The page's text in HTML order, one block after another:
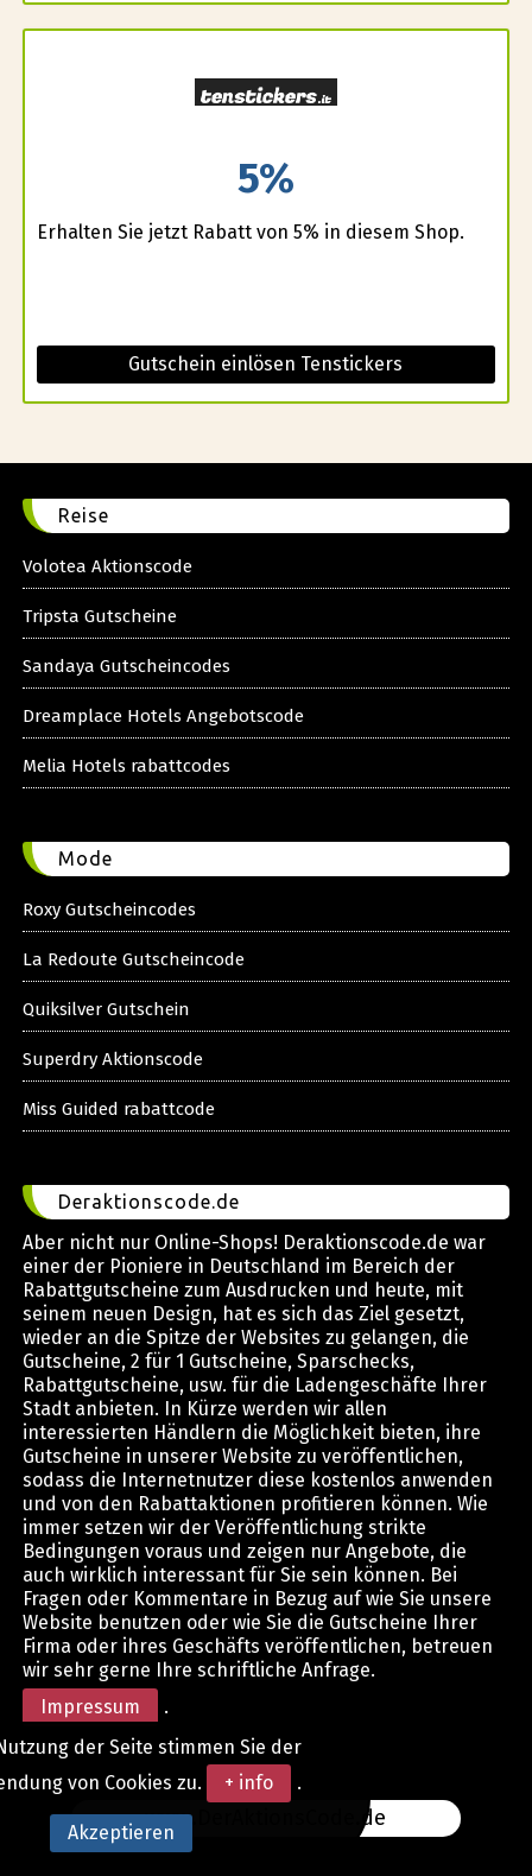
5%
Erhalten Sie jetzt Rabatt von 5% in diesem Shop.
Gutschein einlösen Tenstickers
Reise
Volotea Aktionscode
Tripsta Gutscheine
Sandaya Gutscheincodes
Dreamplace Hotels Angebotscode
Melia Hotels rabattcodes
Mode
Roxy Gutscheincodes
La Redoute Gutscheincode
Quiksilver Gutschein
Superdry Aktionscode
Miss Guided rabattcode
Deraktionscode.de
Aber nicht nur Online-Shops! Deraktionscode.de war
einer der Pioniere in Deutschland im Bereich der
Rabattgutscheine zum Ausdrucken und heute, mit
seinem neuen Design, hat es sich das Ziel gesetzt,
wieder an die Spitze der Websites zu gelangen, die
Gutscheine, 2 für 1 Gutscheine, Sparschecks,
Rabattgutscheine, usw. für die Ladengeschäfte Ihrer
Stadt anbieten. In Kürze werden wir allen
interessierten Händlern die Möglichkeit bieten, ihre
Gutscheine in unserer Website zu veröffentlichen,
sodass die Internetnutzer diese kostenlos anwenden
und von den Rabattaktionen profitieren können. Wie
immer setzen wir der Veröffentlichung strikte
Bedingungen voraus und zeigen nur Angebote, die
auch wirklich interessant für Sie sein können. Bei
Fragen oder Kommentare in Bezug auf wie Sie unsere
Website benutzen oder wie Sie die Gutscheine Ihrer
Firma oder ihres Geschäfts veröffentlichen, betreuen
wir sehr gerne Ihre schriftliche Anfrage.
Impressum
.
www.DerAktionsCode.de
der Seite stimmen Sie der
von Cookies zu.
+ info .
Akzeptieren